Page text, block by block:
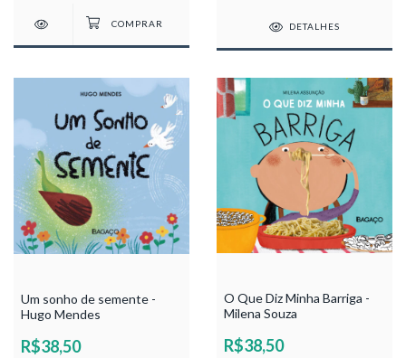
DETALHES
Um sonho de semente -
Hugo Mendes
R$38,50
O Que Diz Minha Barriga -
Milena Souza
R$38,50